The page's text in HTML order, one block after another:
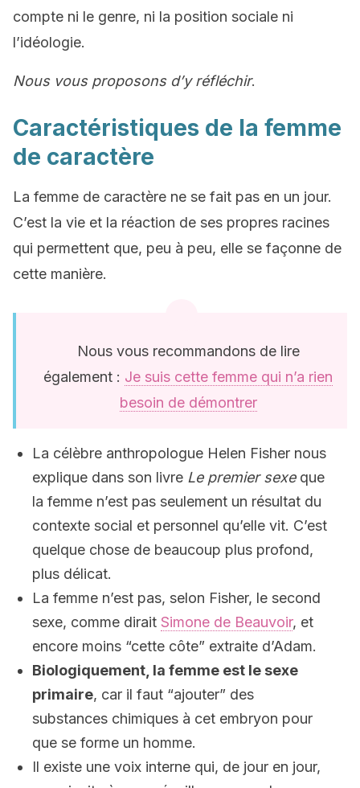
compte ni le genre, ni la position sociale ni
l’idéologie.
Nous vous proposons d’y réfléchir.
Caractéristiques de la femme
de caractère
La femme de caractère ne se fait pas en un jour.
C’est la vie et la réaction de ses propres racines
qui permettent que, peu à peu, elle se façonne de
cette manière.
Nous vous recommandons de lire
également : Je suis cette femme qui n’a rien
besoin de démontrer
La célèbre anthropologue Helen Fisher nous
explique dans son livre Le premier sexeque
la femme n’est pas seulement un résultat du
contexte social et personnel qu’elle vit. C’est
quelque chose de beaucoup plus profond,
plus délicat.
La femme n’est pas, selon Fisher, le second
sexe, comme dirait Simone de Beauvoir, et
encore moins “cette côte” extraite d’Adam.
Biologiquement, la femme est le sexe
primaire, car il faut “ajouter” des
substances chimiques à cet embryon pour
que se forme un homme.
Il existe une voix interne qui, de jour en jour,